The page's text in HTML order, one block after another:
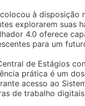
à disposição
explorarem suas
4.0 oferece
para um
de Estágios
prática é um
acesso ao
de trabalho